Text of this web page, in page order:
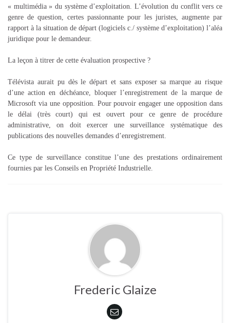
« multimédia » du système d’exploitation. L’évolution du conflit vers ce
genre de question, certes passionnante pour les juristes, augmente par
rapport à la situation de départ (logiciels c./ système d’exploitation) l’aléa
juridique pour le demandeur.
La leçon à titrer de cette évaluation prospective ?
Télévista aurait pu dès le départ et sans exposer sa marque au risque
d’une action en déchéance, bloquer l’enregistrement de la marque de
Microsoft via une opposition. Pour pouvoir engager une opposition dans
le délai (très court) qui est ouvert pour ce genre de procédure
administrative, on doit exercer une surveillance systématique des
publications des nouvelles demandes d’enregistrement.
Ce type de surveillance constitue l’une des prestations ordinairement
fournies par les Conseils en Propriété Industrielle.
Frederic Glaize